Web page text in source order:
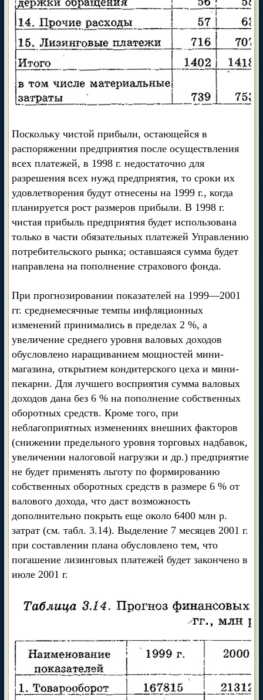
Поскольку чистой прибыли, остающейся в
распоряжении предприятия после осуществления
всех платежей, в 1998 г. недостаточно для
разрешения всех нужд предприятия, то сроки их
удовлетворения будут отнесены на 1999 г., когда
планируется рост размеров прибыли. В 1998 г.
чистая прибыль предприятия будет использована
только в части обязательных платежей Управлению
потребительского рынка; оставшаяся сумма будет
направлена на пополнение страхового фонда.
При прогнозировании показателей на 1999—2001
гг. среднемесячные темпы инфляционных
изменений принимались в пределах 2 %, а
увеличение среднего уровня валовых доходов
обусловлено наращиванием мощностей мини-
магазина, открытием кондитерского цеха и мини-
пекарни. Для лучшего восприятия сумма валовых
доходов дана без 6 % на пополнение собственных
оборотных средств. Кроме того, при
неблагоприятных изменениях внешних факторов
(снижении предельного уровня торговых надбавок,
увеличении налоговой нагрузки и др.) предприятие
не будет применять льготу по формированию
собственных оборотных средств в размере 6 % от
валового дохода, что даст возможность
дополнительно покрыть еще около 6400 млн р.
затрат (см. табл. 3.14). Выделение 7 месяцев 2001 г.
при составлении плана обусловлено тем, что
погашение лизинговых платежей будет закончено в
июле 2001 г.